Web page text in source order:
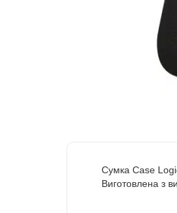
Сумка Case
Виготовлена з